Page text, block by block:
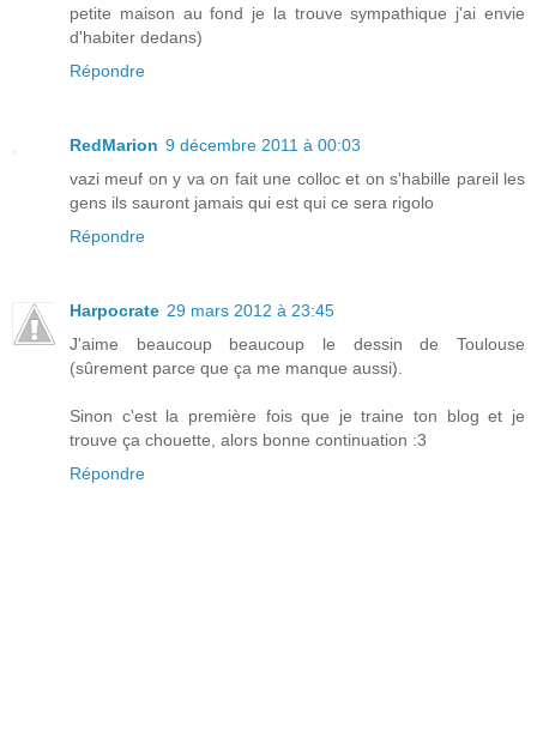
petite maison au fond je la trouve sympathique j'ai envie
d'habiter dedans)
Répondre
RedMarion 9 décembre 2011 à 00:03
vazi meuf on y va on fait une colloc et on s'habille pareil les
gens ils sauront jamais qui est qui ce sera rigolo
Répondre
Harpocrate 29 mars 2012 à 23:45
J'aime beaucoup beaucoup le dessin de Toulouse
(sûrement parce que ça me manque aussi).
Sinon c'est la première fois que je traine ton blog et je
trouve ça chouette, alors bonne continuation :3
Répondre